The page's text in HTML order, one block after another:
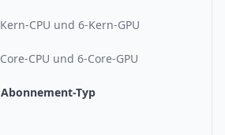
CPU und 6-Kern-GPU
CPU und 6-Core-GPU
Abonnement-Typ